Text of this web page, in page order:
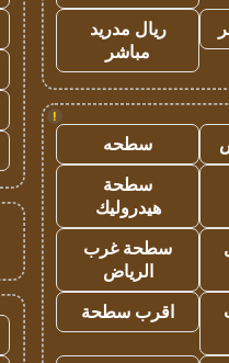
ريال مدريد
مباشر
!
سطحه
سطحة
هيدروليك
سطحة غرب
الرياض
اقرب سطحة